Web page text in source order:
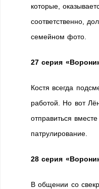
которые,
соответственно,
семейном фото.
27 серия
Костя всегда
работой. Но вот
отправиться
патрулирование.
28 серия
В общении со